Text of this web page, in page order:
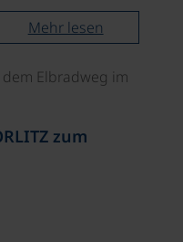
Mehr lesen
zum